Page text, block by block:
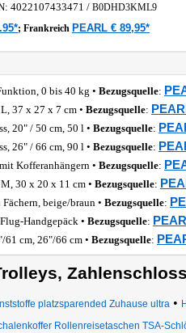
4022107433471 / B0DHD3KML9
; Frankreich PEARL € 89,95*
0 bis 40 kg • Bezugsquelle:
37 x 27 x 7 cm • Bezugsquelle:
20" / 50 cm, 50 l • Bezugsquelle:
26" / 66 cm, 90 l • Bezugsquelle:
Kofferanhängern • Bezugsquelle:
30 x 20 x 11 cm • Bezugsquelle:
beige/braun • Bezugsquelle:
Handgepäck • Bezugsquelle:
61 cm, 26"/66 cm • Bezugsquelle:
platzsparended Zuhause ultra •
Rollenreisetaschen TSA-